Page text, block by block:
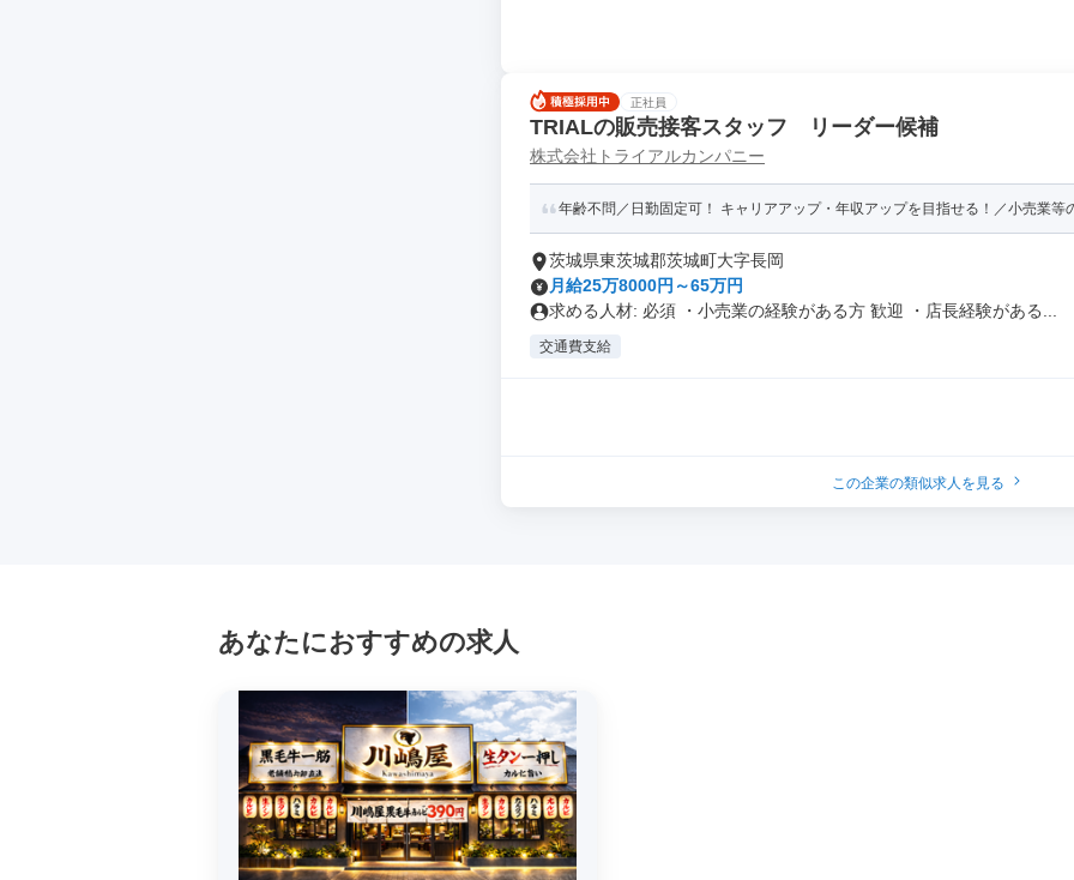
正社員
TRIALの販売接客スタッフ リーダー候補
株式会社トライアルカンパニー
年齢不問／日勤固定可！ キャリアアップ・年収アップを目指せる！／小売業等
茨城県東茨城郡茨城町大字長岡
月給25万8000円～65万円
求める人材: 必須 ・小売業の経験がある方 歓迎 ・店長経験がある...
交通費支給
この企業の類似求人を見る
あなたにおすすめの求人